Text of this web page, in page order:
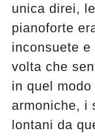
unica direi,
pianoforte
inconsuete
volta che
in quel
armoniche, i
lontani da